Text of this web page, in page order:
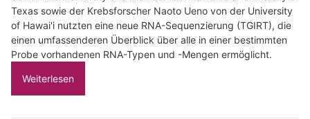
Texas sowie der Krebsforscher Naoto Ueno von der University
of Hawai'i nutzten eine neue RNA-Sequenzierung (TGIRT), die
einen umfassenderen Überblick über alle in einer bestimmten
Probe vorhandenen RNA-Typen und -Mengen ermöglicht.
Weiterlesen